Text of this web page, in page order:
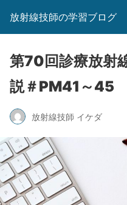
放射線技師の学習ブログ
第70回診療放射
説＃PM41～45
放射線技師 イケダ